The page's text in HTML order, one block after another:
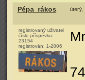
Pépa_rákos úterý,
registrovaný uživatel
číslo příspěvku:
23154
registrován: 1-2006